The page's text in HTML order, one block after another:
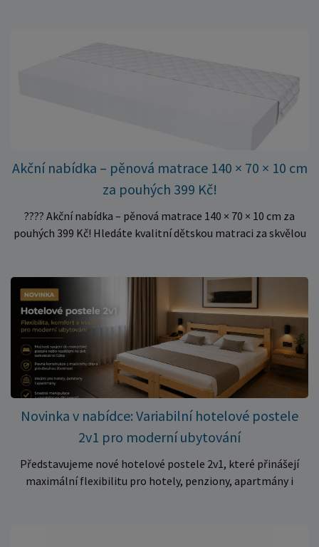
množství kusů, proto můžeme objednávky rychle expedovat.
Vyberte si vhodný rozměr a dopřejte své matraci kvalitní
podklad za výhodnou cenu.
Akční nabídka – pěnová matrace 140 × 70 × 10 cm
za pouhých 399 Kč!
???? Akční nabídka – pěnová matrace 140 × 70 × 10 cm za
pouhých 399 Kč! Hledáte kvalitní dětskou matraci za skvělou
✅ Pohodlné pěnové jádro pro komfortní spánek dítěte ✅
Skvělá volba do dětských postýlek ✅ Výjimečně výhodná cena
– jen 399 Kč Využijte této mimořádné nabídky a pořiďte
kvalitní matraci za cenu, která patří k nejvýhodnějším na
trhu. Akce platí pouze do vyprodání zásob. Nakupujte chytře a
ušetřete!
Novinka v nabídce: Variabilní hotelové postele
2v1 pro moderní ubytování
Představujeme nové hotelové postele 2v1, které přinášejí
maximální flexibilitu pro hotely, penziony, apartmány i